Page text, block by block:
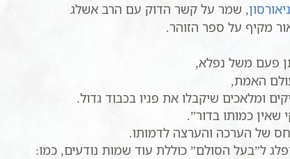
, שמר על קשר הדוק עם הרב אשלג
מקיף על ספר הזוהר.
פעם משל נפלא,
האמת,
ומלאכים שיקבלו את פניו בכבוד גדול.
שאין כמותו בדור”.
של הערכה והערצה לדמותו.
ל”בעל הסולם” כוללת עוד שמות נודעים, כמו: